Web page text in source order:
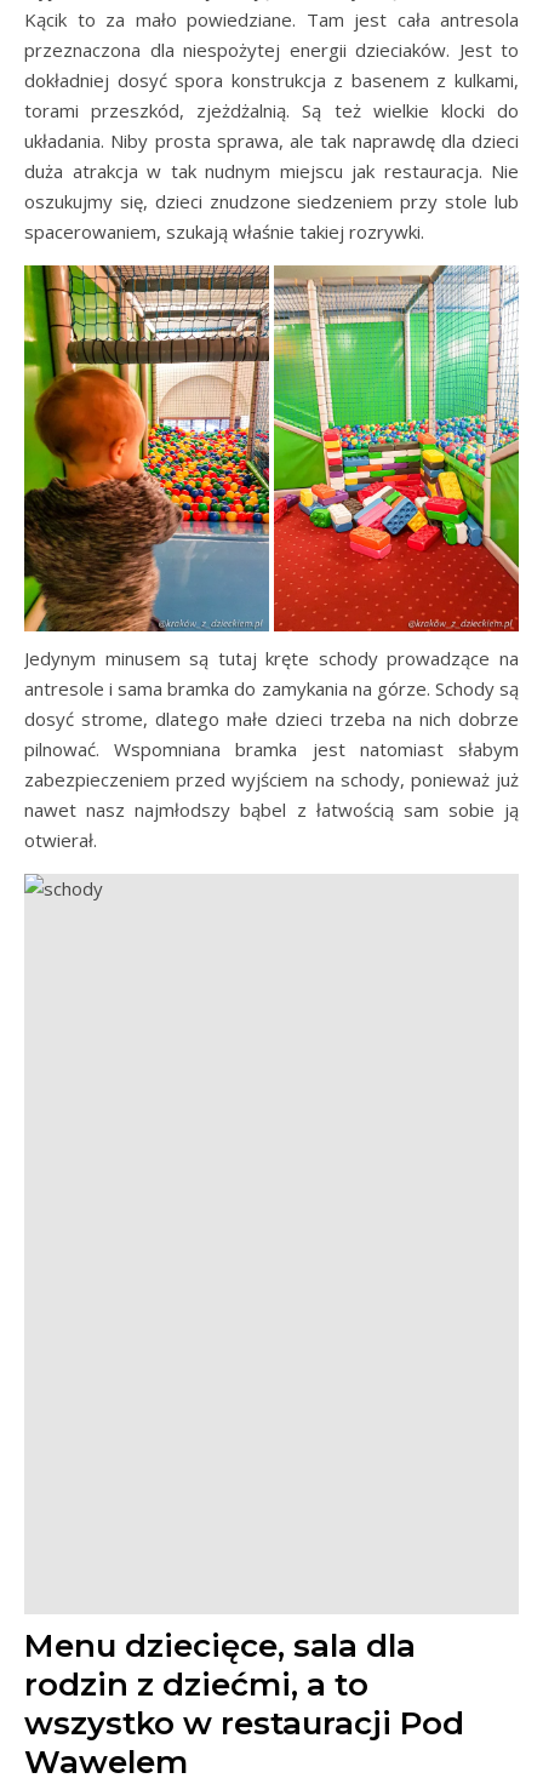
Kącik to za mało powiedziane. Tam jest cała antresola
przeznaczona dla niespożytej energii dzieciaków. Jest to
dokładniej dosyć spora konstrukcja z basenem z kulkami,
torami przeszkód, zjeżdżalnią. Są też wielkie klocki do
układania. Niby prosta sprawa, ale tak naprawdę dla dzieci
duża atrakcja w tak nudnym miejscu jak restauracja. Nie
oszukujmy się, dzieci znudzone siedzeniem przy stole lub
spacerowaniem, szukają właśnie takiej rozrywki.
Jedynym minusem są tutaj kręte schody prowadzące na
antresole i sama bramka do zamykania na górze. Schody są
dosyć strome, dlatego małe dzieci trzeba na nich dobrze
pilnować. Wspomniana bramka jest natomiast słabym
zabezpieczeniem przed wyjściem na schody, ponieważ już
nawet nasz najmłodszy bąbel z łatwością sam sobie ją
otwierał.
Menu dziecięce, sala dla
rodzin z dziećmi, a to
wszystko w restauracji Pod
Wawelem